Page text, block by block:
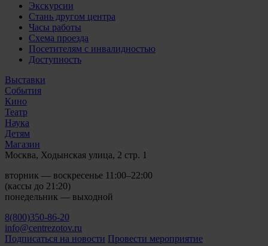
Экскурсии
Стань другом центра
Часы работы
Схема проезда
Посетителям с инвалидностью
Доступность
Выставки
События
Кино
Театр
Наука
Детям
Магазин
Москва, Ходынская улица, 2 стр. 1
вторник — воскресенье 11:00–22:00
(кассы до 21:20)
понедельник — выходной
8(800)350-86-20
info@centrezotov.ru
Подписаться на новости Провести мероприятие